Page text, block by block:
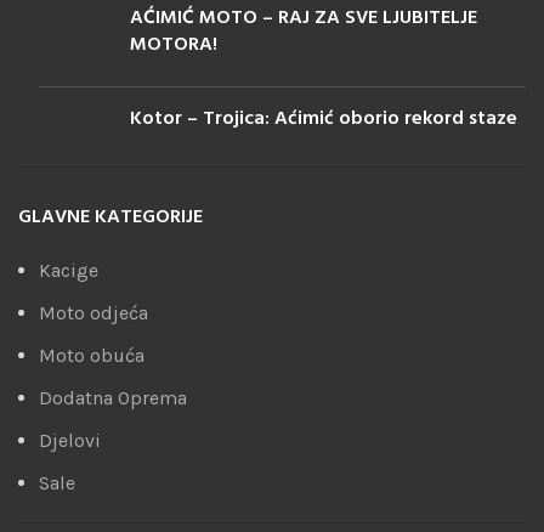
AĆIMIĆ MOTO – RAJ ZA SVE LJUBITELJE
MOTORA!
Kotor – Trojica: Aćimić oborio rekord staze
GLAVNE KATEGORIJE
Kacige
Moto odjeća
Moto obuća
Dodatna Oprema
Djelovi
Sale